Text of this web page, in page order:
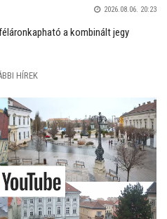
2026.08.06. 20:23
a kombinált jegy
HÍREK